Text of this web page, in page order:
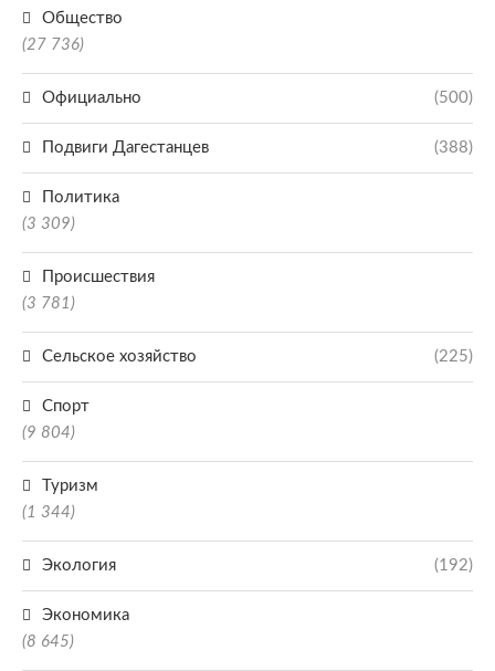
Общество
(27 736)
Официально (500)
Подвиги Дагестанцев (388)
Политика
(3 309)
Происшествия
(3 781)
Сельское хозяйство (225)
Спорт
(9 804)
Туризм
(1 344)
Экология (192)
Экономика
(8 645)